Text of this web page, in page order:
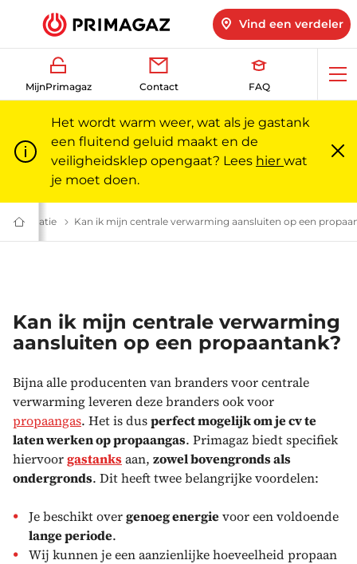
Vind een verdeler
MijnPrimagaz Contact FAQ
Het wordt warm weer, wat als je gastank
een fluitend geluid maakt en de
veiligheidsklep opengaat? Lees hier wat
je moet doen.
Gas
voor
veelgestelde vragen | Primagaz
Installatie Gastank installeren: FAQ | Primagaz
Kan ik mijn centrale verwarming aansluiten op een
Kan ik mijn centrale verwarming
aansluiten op een propaantank?
Bijna alle producenten van branders voor centrale
verwarming leveren deze branders ook voor
propaangas. Het is dusperfect mogelijk om je cv te
laten werken op propaangas. Primagaz biedt specifiek
hiervoorgastanks aan, zowel bovengronds als
ondergronds. Dit heeft twee belangrijke voordelen:
Je beschikt overgenoeg energie voor een voldoende
lange periode.
Wij kunnen je een aanzienlijke hoeveelheid propaan